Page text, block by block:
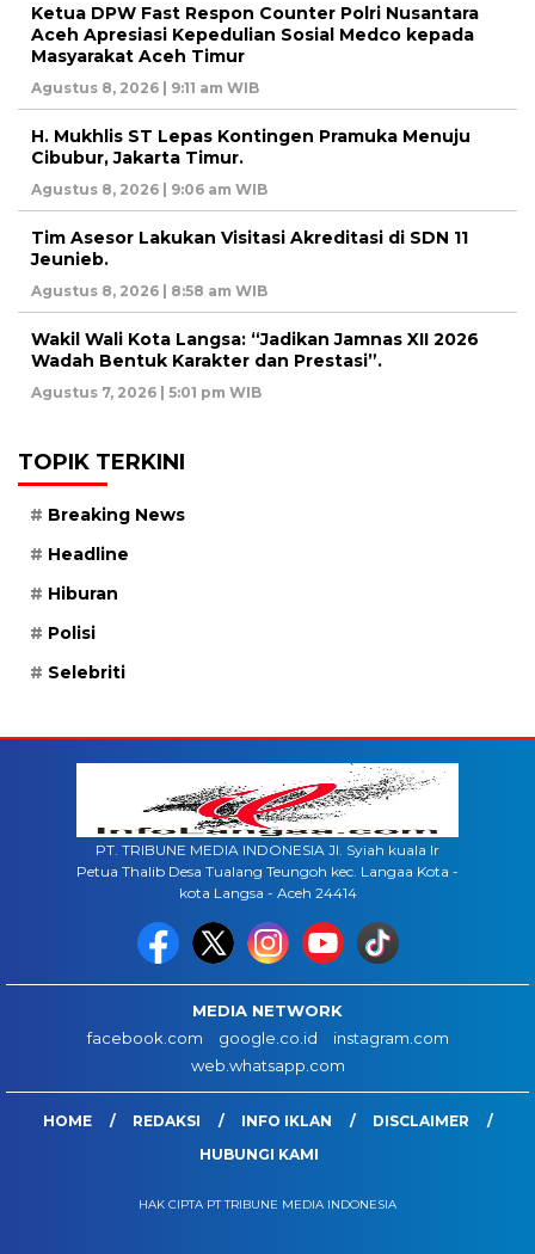
Ketua DPW Fast Respon Counter Polri Nusantara
Aceh Apresiasi Kepedulian Sosial Medco kepada
Masyarakat Aceh Timur
Agustus 8, 2026 | 9:11 am WIB
H. Mukhlis ST Lepas Kontingen Pramuka Menuju
Cibubur, Jakarta Timur.
Agustus 8, 2026 | 9:06 am WIB
Tim Asesor Lakukan Visitasi Akreditasi di SDN 11
Jeunieb.
Agustus 8, 2026 | 8:58 am WIB
Wakil Wali Kota Langsa: “Jadikan Jamnas XII 2026
Wadah Bentuk Karakter dan Prestasi”.
Agustus 7, 2026 | 5:01 pm WIB
TOPIK TERKINI
Breaking News
Headline
Hiburan
Polisi
Selebriti
PT. TRIBUNE MEDIA INDONESIA Jl. Syiah kuala lr
Petua Thalib Desa Tualang Teungoh kec. Langaa Kota -
kota Langsa - Aceh 24414
MEDIA NETWORK
facebook.com
google.co.id
instagram.com
web.whatsapp.com
HOME REDAKSI INFO IKLAN
DISCLAIMER
HUBUNGI KAMI
HAK CIPTA PT TRIBUNE MEDIA INDONESIA